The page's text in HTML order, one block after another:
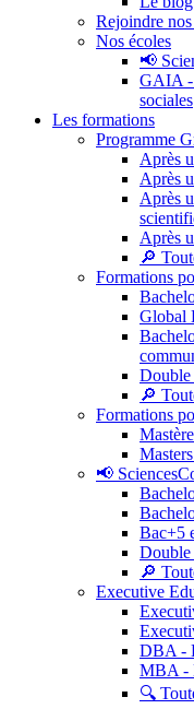
Rejoindre
Nos écoles
📢
GAIA -
sociales
Les formations
Programme
Après
Après
Après
Après
🔎
Formations
Global
Double
🔎
Formations
📢
Bac+5
Double
🔎
Executive
DBA -
MBA -
🔍